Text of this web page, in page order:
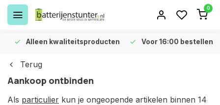
0
Alleen kwaliteitsproducten Voor 16:00 bestellen is
Terug
Aankoop ontbinden
Als particulier kun je ongeopende artikelen binnen 14